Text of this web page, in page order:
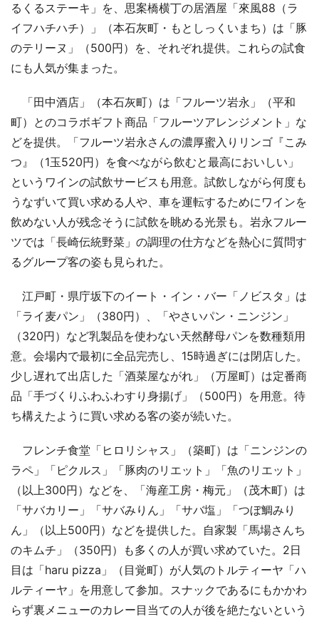
るくるステーキ」を、思案橋横丁の居酒屋「來風88（ラ
イフハチハチ）」（本石灰町・もとしっくいまち）は「豚
のテリーヌ」（500円）を、それぞれ提供。これらの試食
にも人気が集まった。
「田中酒店」（本石灰町）は「フルーツ岩永」（平和
町）とのコラボギフト商品「フルーツアレンジメント」な
どを提供。「フルーツ岩永さんの濃厚蜜入りリンゴ『こみ
つ』（1玉520円）を食べながら飲むと最高においしい」
というワインの試飲サービスも用意。試飲しながら何度も
うなずいて買い求める人や、車を運転するためにワインを
飲めない人が残念そうに試飲を眺める光景も。岩永フルー
ツでは「長崎伝統野菜」の調理の仕方などを熱心に質問す
るグループ客の姿も見られた。
江戸町・県庁坂下のイート・イン・バー「ノビスタ」は
「ライ麦パン」（380円）、「やさいパン・ニンジン」
（320円）など乳製品を使わない天然酵母パンを数種類用
意。会場内で最初に全品完売し、15時過ぎには閉店した。
少し遅れて出店した「酒菜屋ながれ」（万屋町）は定番商
品「手づくりふわふわすり身揚げ」（500円）を用意。待
ち構えたように買い求める客の姿が続いた。
フレンチ食堂「ヒロリシャス」（築町）は「ニンジンの
ラペ」「ピクルス」「豚肉のリエット」「魚のリエット」
（以上300円）などを、「海産工房・梅元」（茂木町）は
「サバカリー」「サバみりん」「サバ塩」「つぼ鯛みり
ん」（以上500円）などを提供した。自家製「馬場さんち
のキムチ」（350円）も多くの人が買い求めていた。2日
目は「haru pizza」（目覚町）が人気のトルティーヤ「ハ
ルティーヤ」を用意して参加。スナックであるにもかかわ
らず裏メニューのカレー目当ての人が後を絶たないという